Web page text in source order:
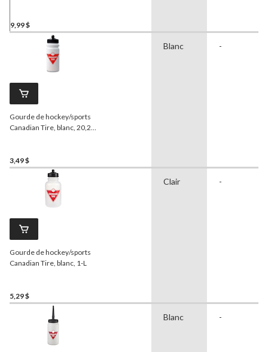
9,99 $
Gourde de hockey/sports
Canadian Tire, blanc, 20,2
3,49 $
Blanc -
Gourde de hockey/sports
Canadian Tire, blanc, 1-L
5,29 $
Clair -
Blanc -